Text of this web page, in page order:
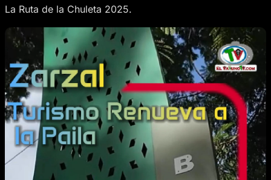
La Ruta de la Chuleta 2025.